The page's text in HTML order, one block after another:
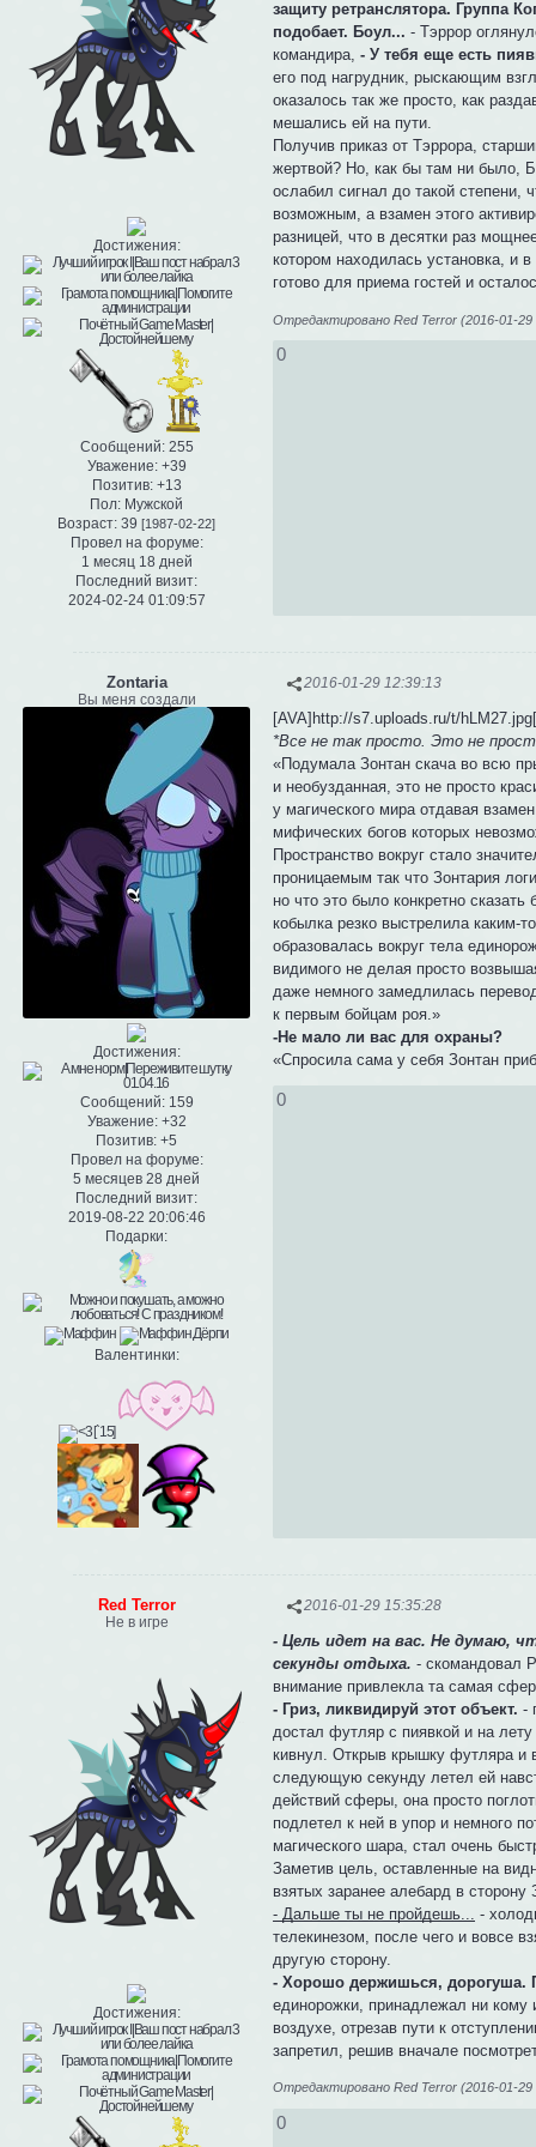
Достижения:
Сообщений:255
Уважение: +39
Позитив: +13
Пол: Мужской
Возраст: 39 [1987-02-22]
Провел на форуме:
1 месяц 18 дней
Последний визит:
2024-02-24 01:09:57
защиту ретранслятора. Группа
подобает. Боул... - Тэррор
командира,- У тебя еще есть
его под нагрудник, рыскающим
оказалось так же просто, как
мешались ей на пути.
Получив приказ от Тэррора,
жертвой? Но, как бы там ни было,
ослабил сигнал до такой степени,
возможным, а взамен этого
разницей, что в десятки раз
котором находилась установка,
готово для приема гостей и
Отредактировано Red Terror (2016-01-29
0
2016-01-29 12:39:13
Zontaria
Вы меня создали
Достижения:
Сообщений:159
Уважение: +32
Позитив: +5
Провел на форуме:
5 месяцев 28 дней
Последний визит:
2019-08-22 20:06:46
Подарки:
Валентинки:
[AVA]http://s7.uploads.ru/t/
*Все не так просто. Это не
«Подумала Зонтан скача во всю
и необузданная, это не просто
у магического мира отдавая
мифических богов которых
Пространство вокруг стало
проницаемым так что Зонтария
но что это было конкретно
кобылка резко выстрелила каким-
образовалась вокруг тела
видимого не делая просто
даже немного замедлилась
к первым бойцам роя.»
-Не мало ли вас для охраны?
«Спросила сама у себя Зонтан
0
2016-01-29 15:35:28
Red Terror
Не в игре
Достижения:
- Цель идет на вас. Не думаю,
секунды отдыха. - скомандовал
внимание привлекла та самая
- Гриз, ликвидируй этот объект. -
достал футляр с пиявкой и на
кивнул. Открыв крышку футляра и
следующую секунду летел ей
действий сферы, она просто
подлетел к ней в упор и немного
магического шара, стал очень
Заметив цель, оставленные на
взятых заранее алебард в сторону
- Дальше ты не пройдешь...
-
телекинезом, после чего и вовсе
другую сторону.
- Хорошо держишься, дорогуша.
единорожки, принадлежал ни кому
воздухе, отрезав пути к
запретил, решив вначале
Отредактировано Red Terror (2016-01-29
0